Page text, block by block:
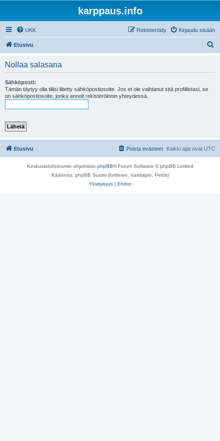
karppaus.info
UKK Kirjaudu sisään
Rekisteröidy
Etusivu
Nollaa salasana
Sähköposti:
Tämän täytyy olla tiliisi liitetty sähköpostiosoite. Jos et ole vaihtanut sitä profiilistasi, se
on sähköpostiosoite, jonka annoit rekisteröinnin yhteydessä.
Etusivu Kaikki ajat ovat UTC
Poista evästeet
Keskustelufoorumin ohjelmisto phpBB® Forum Software © phpBB Limited
Käännös: phpBB Suomi (lurttinen, harritapio, Pettis)
Yksityisyys | Ehdot